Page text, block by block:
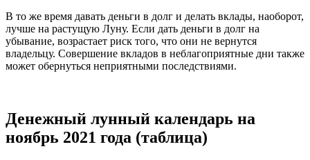
В то же время давать деньги в долг и делать вклады, наоборот,
лучше на растущую Луну. Если дать деньги в долг на
убывание, возрастает риск того, что они не вернутся
владельцу. Совершение вкладов в неблагоприятные дни также
может обернуться неприятными последствиями.
Денежный лунный календарь на
ноябрь 2021 года (таблица)